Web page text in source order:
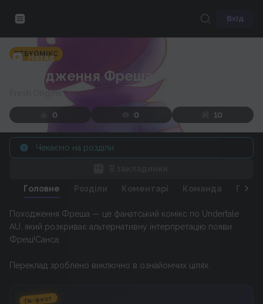
Вхід
Назад
ВЕБКОМІКС
Походження Фреша
Fresh Origins
0 0 10
Чекаємо на розділи
Головне Розділи Коментарі Команда
Походження Фреша — це фанатський комікс по Undertale
AU, який розкриває альтернативну інтерпретацію появи
Фреш!Санса.
Переклад зроблено виключно в ознайомчих цілях.
Гік-фест